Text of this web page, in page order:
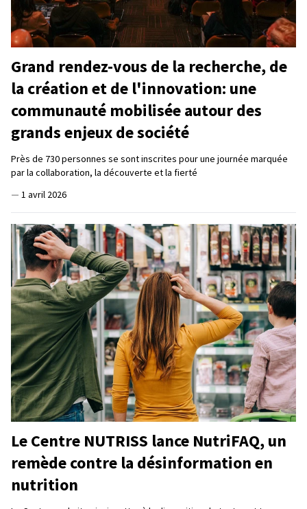
Grand rendez-vous de la recherche, de
la création et de l'innovation: une
communauté mobilisée autour des
grands enjeux de société
Près de 730 personnes se sont inscrites pour une journée marquée
par la collaboration, la découverte et la fierté
— 1 avril 2026
Le Centre NUTRISS lance NutriFAQ, un
remède contre la désinformation en
nutrition